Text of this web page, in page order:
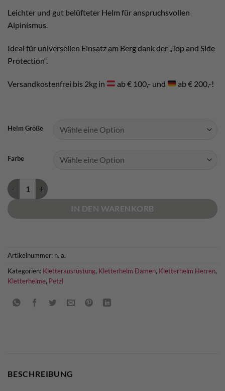
Leichter und gut belüfteter Helm für anspruchsvollen
Alpinismus.
Ideal für universellen Einsatz am Berg dank der „Top and Side
Protection“.
Versandkostenfrei bis 2kg in ab € 100,- und ab € 200,-!
Helm Größe
Farbe
Petzl Meteor Menge
IN DEN WARENKORB
Artikelnummer: n. a.
Kategorien: Kletterausrüstung, Kletterhelm Damen, Kletterhelm Herren,
Kletterhelme, Petzl
BESCHREIBUNG